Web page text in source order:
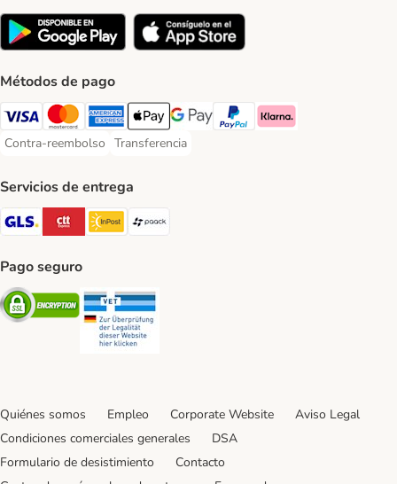
Métodos de pago
Visa Payment Method
Mastercard Payment Method
American Express Payment Method
Apple Pay Payment Method
Google Pay Payment Method
PayPal Payment Method
Klarna Payment Method
Contra-reembolso
Contra-reembolso Payment Method
Transferencia
Transferencia Payment Method
Servicios de entrega
GLS Shipping Method
CTTExpress Shipping Method
InPost Shipping Method
Pago seguro
Security
Quiénes somos Empleo Corporate Website
Aviso Legal
Condiciones comerciales generales
DSA
Formulario de desistimiento
Contacto